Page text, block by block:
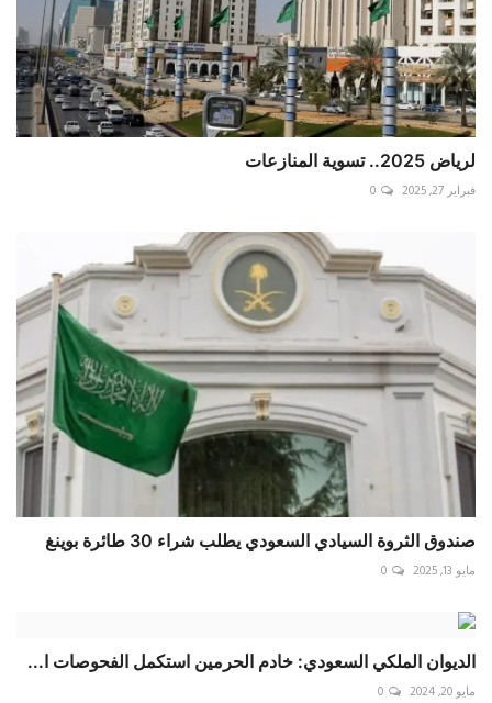
لرياض 2025.. تسوية المنازعات
فبراير 27, 2025 0
صندوق الثروة السيادي السعودي يطلب شراء 30 طائرة بوينغ
مايو 13, 2025 0
الديوان الملكي السعودي: خادم الحرمين استكمل الفحوصات ا...
مايو 20, 2024 0